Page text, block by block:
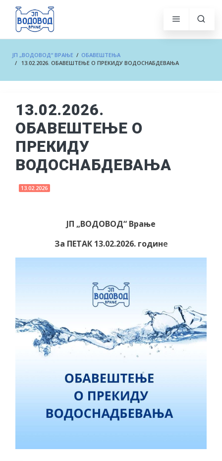
ЈП „ВОДОВОД“ ВРАЊЕ / ОБАВЕШТЕЊА
/ 13.02.2026. ОБАВЕШТЕЊЕ О ПРЕКИДУ ВОДОСНАБДЕВАЊА
13.02.2026.
ОБАВЕШТЕЊЕ О
ПРЕКИДУ
ВОДОСНАБДЕВАЊА
13.02.2026
ЈП „ВОДОВОД“ Врање
За ПЕТАК 13.02.2026. године